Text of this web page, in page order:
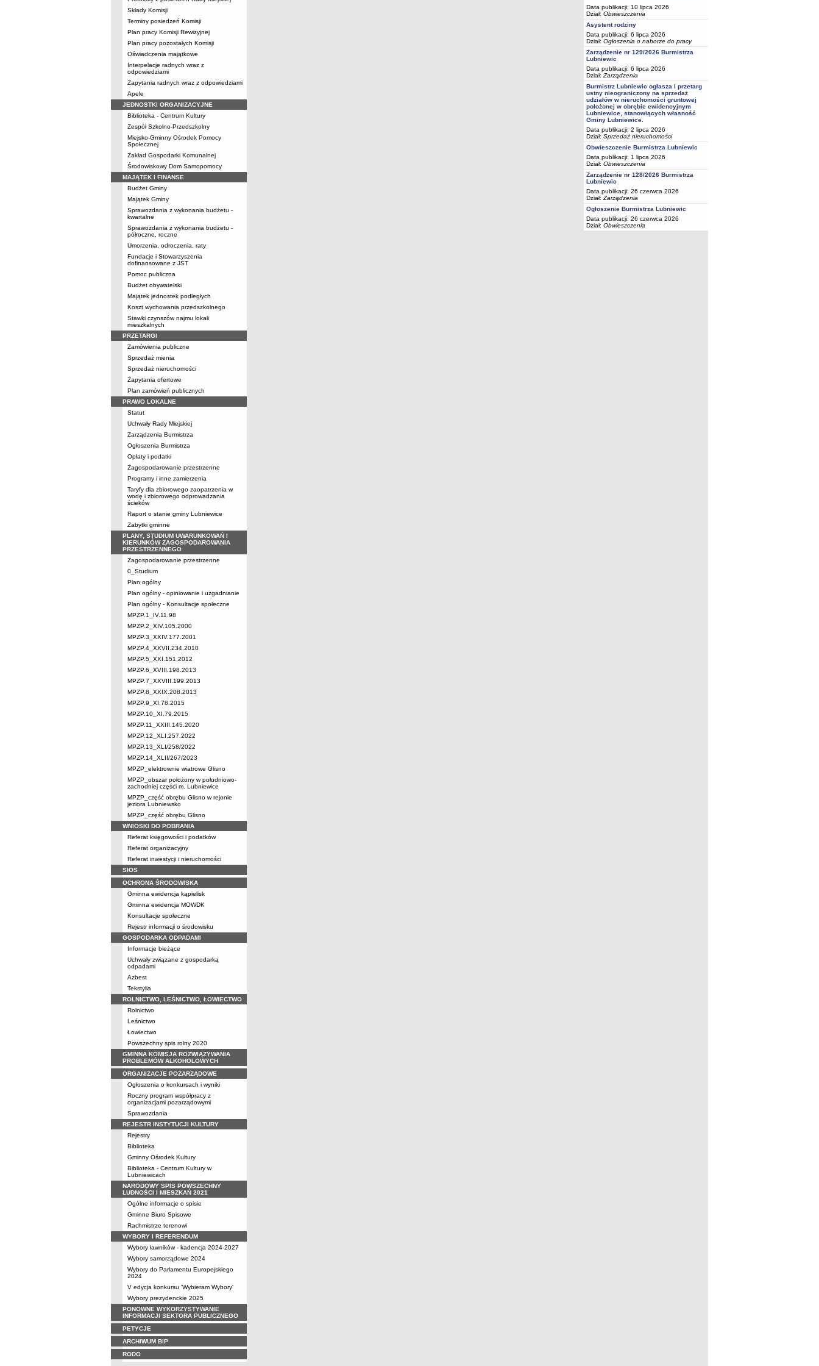
Składy Komisji
Terminy posiedzeń Komisji
Plan pracy Komisji Rewizyjnej
Plan pracy pozostałych Komisji
Oświadczenia majątkowe
Interpelacje radnych wraz z
odpowiedziami
Zapytania radnych wraz z odpowiedziami
Apele
JEDNOSTKI ORGANIZACYJNE
Biblioteka - Centrum Kultury
Zespół Szkolno-Przedszkolny
Miejsko-Gminny Ośrodek Pomocy
Społecznej
Zakład Gospodarki Komunalnej
Środowiskowy Dom Samopomocy
MAJĄTEK I FINANSE
Budżet Gminy
Majątek Gminy
Sprawozdania z wykonania budżetu -
kwartalne
Sprawozdania z wykonania budżetu -
półroczne, roczne
Umorzenia, odroczenia, raty
Fundacje i Stowarzyszenia
dofinansowane z JST
Pomoc publiczna
Budżet obywatelski
Majątek jednostek podległych
Koszt wychowania przedszkolnego
Stawki czynszów najmu lokali
mieszkalnych
PRZETARGI
Zamówienia publiczne
Sprzedaż mienia
Sprzedaż nieruchomości
Zapytania ofertowe
Plan zamówień publicznych
PRAWO LOKALNE
Statut
Uchwały Rady Miejskiej
Zarządzenia Burmistrza
Ogłoszenia Burmistrza
Opłaty i podatki
Zagospodarowanie przestrzenne
Programy i inne zamierzenia
Taryfy dla zbiorowego zaopatrzenia w
wodę i zbiorowego odprowadzania
ścieków
Raport o stanie gminy Lubniewice
Zabytki gminne
PLANY, STUDIUM UWARUNKOWAŃ I
KIERUNKÓW ZAGOSPODAROWANIA
PRZESTRZENNEGO
Zagospodarowanie przestrzenne
0_Studium
Plan ogólny
Plan ogólny - opiniowanie i uzgadnianie
Plan ogólny - Konsultacje społeczne
MPZP.1_IV.11.98
MPZP.2_XIV.105.2000
MPZP.3_XXIV.177.2001
MPZP.4_XXVII.234.2010
MPZP.5_XXI.151.2012
MPZP.6_XVIII.198.2013
MPZP.7_XXVIII.199.2013
MPZP.8_XXIX.208.2013
MPZP.9_XI.78.2015
MPZP.10_XI.79.2015
MPZP.11_XXIII.145.2020
MPZP.12_XLI.257.2022
MPZP.13_XLI/258/2022
MPZP.14_XLII/267/2023
MPZP_elektrownie wiatrowe Glisno
MPZP_obszar położony w południowo-
zachodniej części m. Lubniewice
MPZP_część obrębu Glisno w rejonie
jeziora Lubniewsko
MPZP_część obrębu Glisno
WNIOSKI DO POBRANIA
Referat księgowości i podatków
Referat organizacyjny
Referat inwestycji i nieruchomości
SIOS
OCHRONA ŚRODOWISKA
Gminna ewidencja kąpielisk
Gminna ewidencja MOWDK
Konsultacje społeczne
Rejestr informacji o środowisku
GOSPODARKA ODPADAMI
Informacje bieżące
Uchwały związane z gospodarką
odpadami
Azbest
Tekstylia
ROLNICTWO, LEŚNICTWO, ŁOWIECTWO
Rolnictwo
Leśnictwo
Łowiectwo
Powszechny spis rolny 2020
GMINNA KOMISJA ROZWIĄZYWANIA
PROBLEMÓW ALKOHOLOWYCH
ORGANIZACJE POZARZĄDOWE
Ogłoszenia o konkursach i wyniki
Roczny program współpracy z
organizacjami pozarządowymi
Sprawozdania
REJESTR INSTYTUCJI KULTURY
Rejestry
Biblioteka
Gminny Ośrodek Kultury
Biblioteka - Centrum Kultury w
Lubniewicach
NARODOWY SPIS POWSZECHNY
LUDNOŚCI I MIESZKAŃ 2021
Ogólne informacje o spisie
Gminne Biuro Spisowe
Rachmistrze terenowi
WYBORY I REFERENDUM
Wybory ławników - kadencja 2024-2027
Wybory samorządowe 2024
Wybory do Parlamentu Europejskiego
2024
V edycja konkursu 'Wybieram Wybory'
Wybory prezydenckie 2025
PONOWNE WYKORZYSTYWANIE
INFORMACJI SEKTORA PUBLICZNEGO
PETYCJE
ARCHIWUM BIP
RODO
Data publikacji: 10 lipca 2026
Dział: Obwieszczenia
Asystent rodziny
Data publikacji: 6 lipca 2026
Dział: Ogłoszenia o naborze do pracy
Zarządzenie nr 129/2026 Burmistrza
Lubniewic
Data publikacji: 6 lipca 2026
Dział: Zarządzenia
Burmistrz Lubniewic ogłasza I przetarg
ustny nieograniczony na sprzedaż
udziałów w nieruchomości gruntowej
położonej w obrębie ewidencyjnym
Lubniewice, stanowiących własność
Gminy Lubniewice.
Data publikacji: 2 lipca 2026
Dział: Sprzedaż nieruchomości
Obwieszczenie Burmistrza Lubniewic
Data publikacji: 1 lipca 2026
Dział: Obwieszczenia
Zarządzenie nr 128/2026 Burmistrza
Lubniewic
Data publikacji: 26 czerwca 2026
Dział: Zarządzenia
Ogłoszenie Burmistrza Lubniewic
Data publikacji: 26 czerwca 2026
Dział: Obwieszczenia